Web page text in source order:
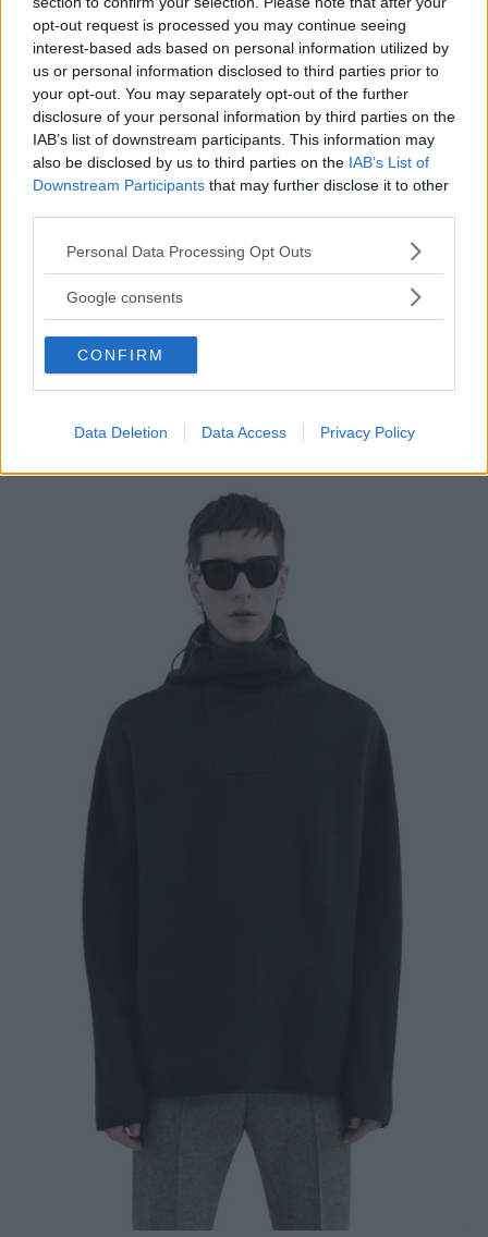
opt-out request is processed you may continue seeing
interest-based ads based on personal information utilized by
us or personal information disclosed to third parties prior to
your opt-out. You may separately opt-out of the further
disclosure of your personal information by third parties on the
IAB’s list of downstream participants. This information may
also be disclosed by us to third parties on the IAB’s List of
Downstream Participants that may further disclose it to other
Please note that this website/app uses one or more Google
not limited to your visit or usage behaviour. You may click to
use your data for below specified purposes in below Google
consent section.
Personal Data Processing Opt Outs
Google consents
CONFIRM
Data Deletion Data Access Privacy Policy
Vi ska inte vara rädda för att bära vitt bara för den
behöver lite ljust är det nu. Här ett par sportiga
brogues i 100% läder vilket gör dom lätta att
behålla vita.
Acne Studios